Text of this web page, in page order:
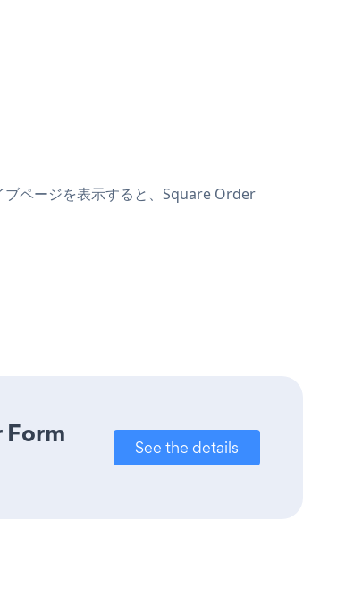
ページを表示すると、Square Order
See the details